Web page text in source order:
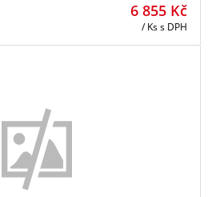
6 855 Kč
/ Kss DPH